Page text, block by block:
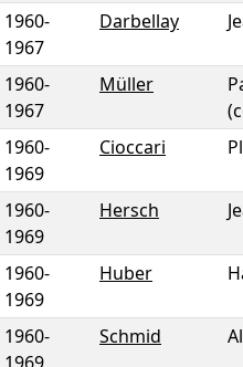
1960-
1967
Darbellay
1960-
1967
Müller
1960-
1969
Cioccari
1960-
1969
Hersch
1960-
1969
Huber
1960-
Schmid